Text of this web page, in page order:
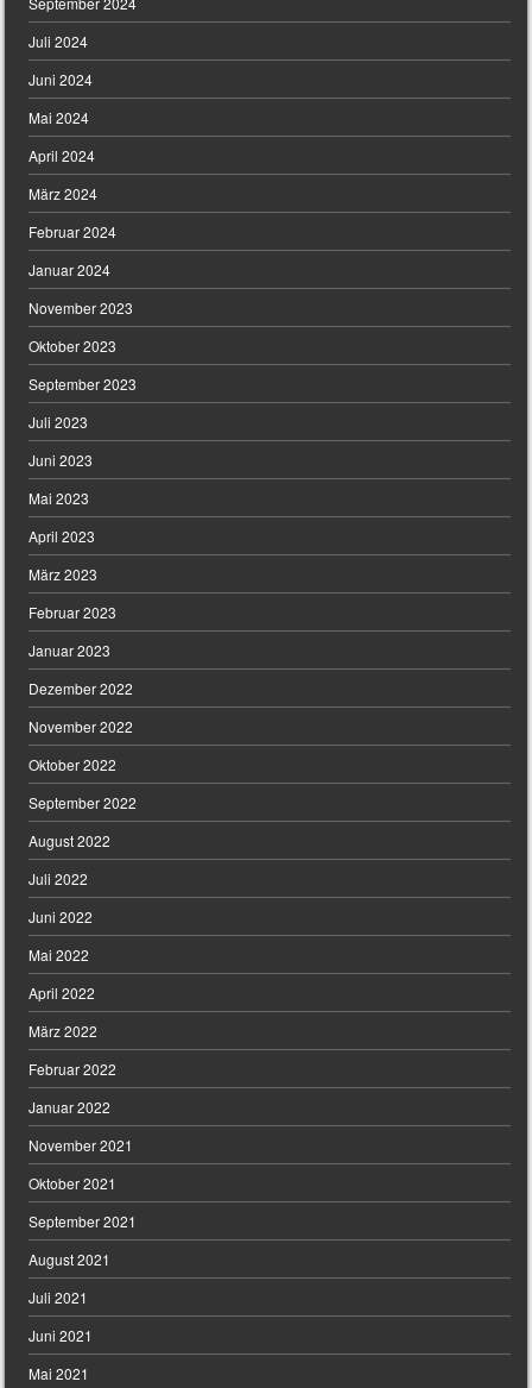
Juli 2024
Juni 2024
Mai 2024
April 2024
März 2024
Februar 2024
Januar 2024
November 2023
Oktober 2023
September 2023
Juli 2023
Juni 2023
Mai 2023
April 2023
März 2023
Februar 2023
Januar 2023
Dezember 2022
November 2022
Oktober 2022
September 2022
August 2022
Juli 2022
Juni 2022
Mai 2022
April 2022
März 2022
Februar 2022
Januar 2022
November 2021
Oktober 2021
September 2021
August 2021
Juli 2021
Juni 2021
Mai 2021